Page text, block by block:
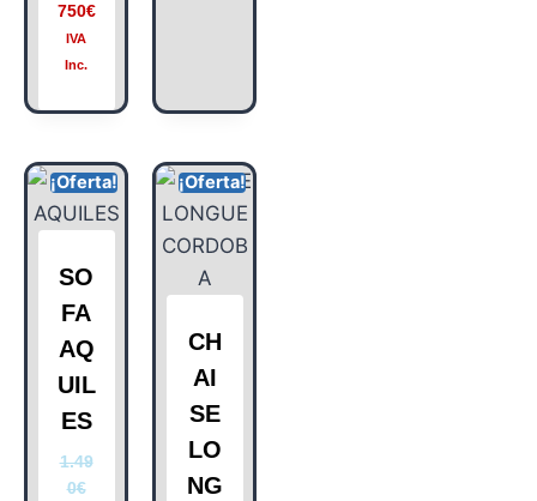
750€
IVA
Inc.
¡Oferta!
SO
FA
AQ
UIL
ES
1.49
0€
¡Oferta!
CH
AI
SE
LO
NG